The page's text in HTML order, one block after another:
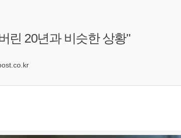
린 20년과 비슷한 상황"